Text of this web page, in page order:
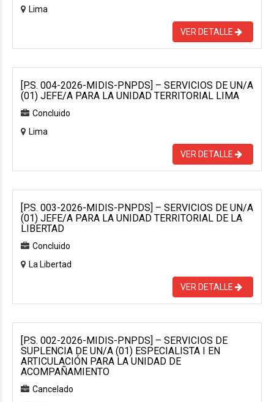
Lima
VER DETALLE
[P.S. 004-2026-MIDIS-PNPDS] – SERVICIOS DE UN/A
(01) JEFE/A PARA LA UNIDAD TERRITORIAL LIMA
Concluido
Lima
VER DETALLE
[P.S. 003-2026-MIDIS-PNPDS] – SERVICIOS DE UN/A
(01) JEFE/A PARA LA UNIDAD TERRITORIAL DE LA
LIBERTAD
Concluido
La Libertad
VER DETALLE
[P.S. 002-2026-MIDIS-PNPDS] – SERVICIOS DE
SUPLENCIA DE UN/A (01) ESPECIALISTA I EN
ARTICULACIÓN PARA LA UNIDAD DE
ACOMPAÑAMIENTO
Cancelado